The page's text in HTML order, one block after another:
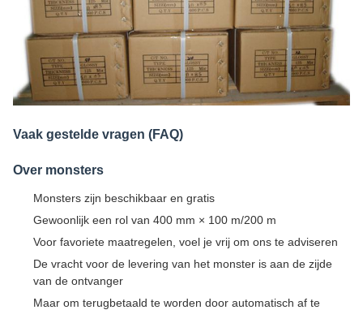
Vaak gestelde vragen (FAQ)
Over monsters
Monsters zijn beschikbaar en gratis
Gewoonlijk een rol van 400 mm × 100 m/200 m
Voor favoriete maatregelen, voel je vrij om ons te adviseren
De vracht voor de levering van het monster is aan de zijde
van de ontvanger
Maar om terugbetaald te worden door automatisch af te